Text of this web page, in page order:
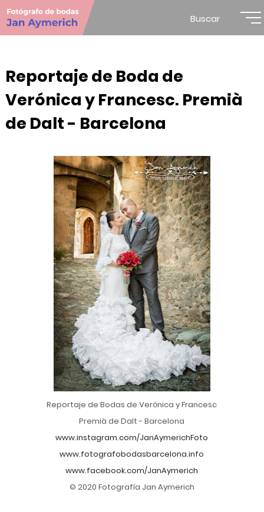
Buscar
Reportaje de Boda de
Verónica y Francesc. Premià
de Dalt - Barcelona
Reportaje de Bodas de Verónica y Francesc
Premià de Dalt - Barcelona
www.instagram.com/JanAymerichFoto
www.fotografobodasbarcelona.info
www.facebook.com/JanAymerich
© 2020 Fotografía Jan Aymerich